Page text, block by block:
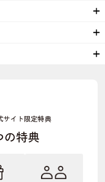
サイト限定特典
の特典